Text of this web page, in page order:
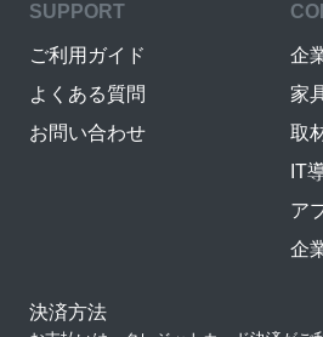
SUPPORT
ご利用ガイド
よくある質問
お問い合わせ
企
家
取
IT
ア
企
決済方法